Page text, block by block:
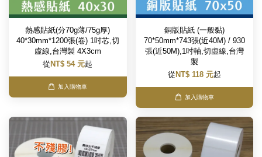
熱感貼紙(分70g薄/75g厚)
40*30mm*1200張(卷) 1吋芯,切
虛線,台灣製 4X3cm
從 NT$ 54 元起
加入購物車
銅版貼紙 (一般黏)
70*50mm*743張(近40M) / 930
張(近50M),1吋軸,切虛線,台灣
製
從 NT$ 118 元起
加入購物車